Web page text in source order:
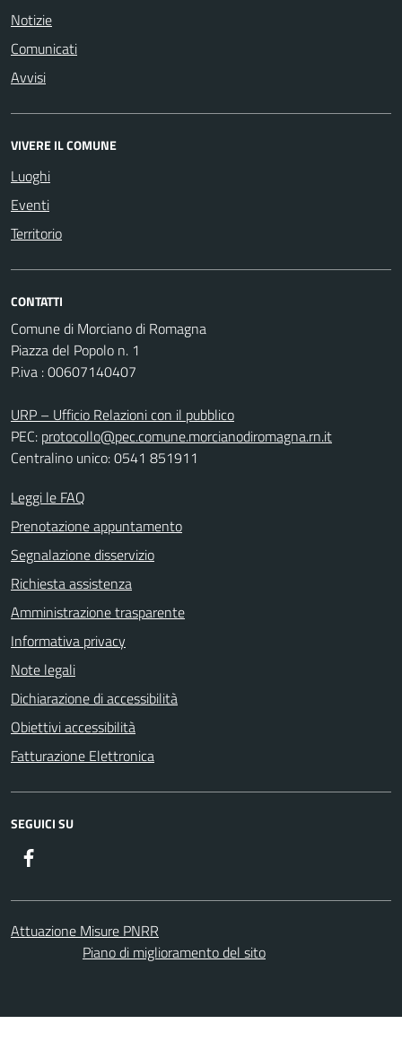
Notizie
Comunicati
Avvisi
VIVERE IL COMUNE
Luoghi
Eventi
Territorio
CONTATTI
Comune di Morciano di Romagna
Piazza del Popolo n. 1
P.iva : 00607140407
URP – Ufficio Relazioni con il pubblico
PEC: protocollo@pec.comune.morcianodiromagna.rn.it
Centralino unico: 0541 851911
Leggi le FAQ
Prenotazione appuntamento
Segnalazione disservizio
Richiesta assistenza
Amministrazione trasparente
Informativa privacy
Note legali
Dichiarazione di accessibilità
Obiettivi accessibilità
Fatturazione Elettronica
SEGUICI SU
Attuazione Misure PNRR
Piano di miglioramento del sito